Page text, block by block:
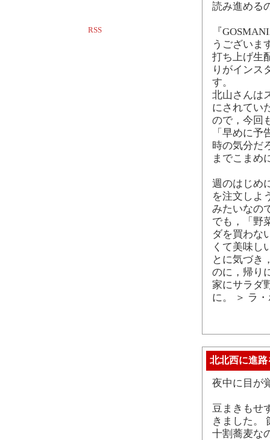
RSS
読み進める
『
うございま
打ち上げ生
りがインス
す。
北山さんは
にされてい
ので，今回
「早めに
時の気分だ
までこまめ
週のはじめ
を注文しよ
みたいなの
でも，「野
ダを買わな
くて美味し
とに気づき
のに，帰り
家にサラダ
に。 ＞ ラ
北北西に進路
夜中に目が
豆まきもせ
きました。
十割蕎麦な